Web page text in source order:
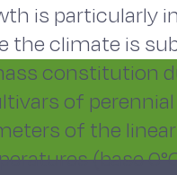
is particularly
the climate is
constitution
of
of the
(base